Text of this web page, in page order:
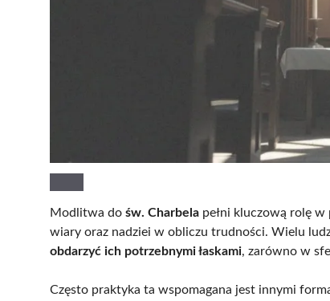
Modlitwa do św. Charbela pełni kluczową rolę w
wiary oraz nadziei w obliczu trudności. Wielu
obdarzyć ich potrzebnymi łaskami, zarówno w
Często praktyka ta wspomagana jest innymi